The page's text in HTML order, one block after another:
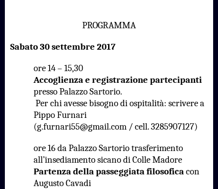
PROGRAMMA
Sabato 30 settembre 2017
ore 14 – 15,30
Accoglienza e registrazione partecipanti
presso Palazzo Sartorio.
Per chi avesse bisogno di ospitalità: scrivere a
Pippo Furnari
(g.furnari55@gmail.com / cell. 3285907127)
ore 16 da Palazzo Sartorio trasferimento
all’insediamento sicano di Colle Madore
Partenza della passeggiata filosoficacon
Augusto Cavadi